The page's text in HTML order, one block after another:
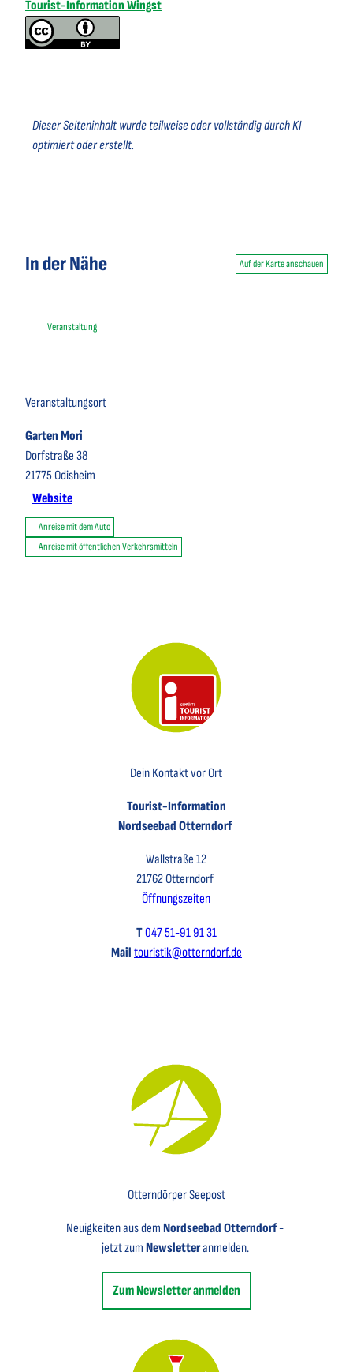
Tourist-Information Wingst
Dieser Seiteninhalt wurde teilweise oder vollständig durch KI
optimiert oder erstellt.
In der Nähe Auf der Karte anschauen
Veranstaltung
Veranstaltungsort
Garten Mori
Dorfstraße 38
21775 Odisheim
Website
Anreise mit dem Auto
Anreise mit öffentlichen Verkehrsmitteln
Dein Kontakt vor Ort
Tourist-Information
Nordseebad Otterndorf
Wallstraße 12
21762 Otterndorf
Öffnungszeiten
T047 51-91 91 31
Mail touristik@otterndorf.de
Otterndörper Seepost
Neuigkeiten aus demNordseebad Otterndorf-
jetzt zum Newsletteranmelden.
Zum Newsletter anmelden